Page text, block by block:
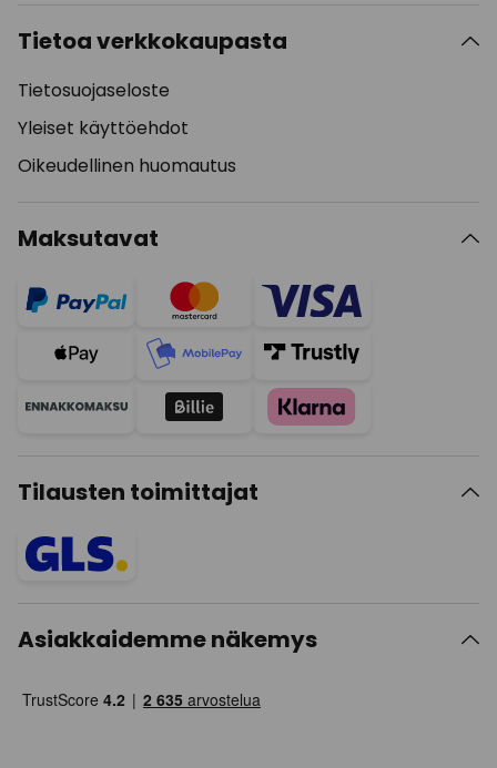
Tietoa verkkokaupasta
Tietosuojaseloste
Yleiset käyttöehdot
Oikeudellinen huomautus
Maksutavat
Tilausten toimittajat
Asiakkaidemme näkemys